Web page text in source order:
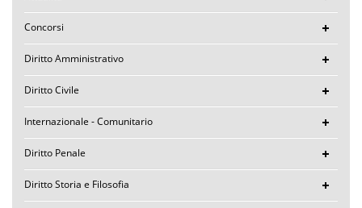
Concorsi
Diritto Amministrativo
Diritto Civile
Internazionale - Comunitario
Diritto Penale
Diritto Storia e Filosofia